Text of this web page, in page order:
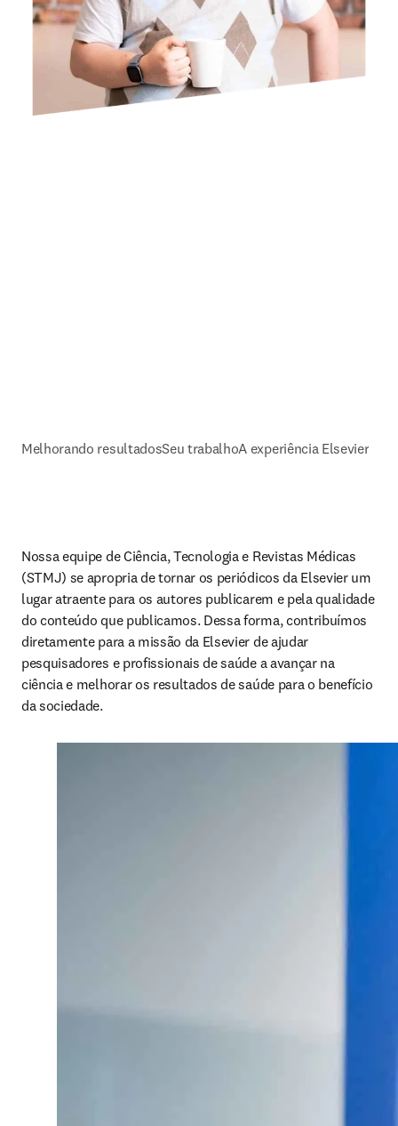
Melhorando resultadosSeu trabalhoA experiência Elsevier
Nossa equipe de Ciência, Tecnologia e Revistas Médicas
(STMJ) se apropria de tornar os periódicos da Elsevier um
lugar atraente para os autores publicarem e pela qualidade
do conteúdo que publicamos. Dessa forma, contribuímos
diretamente para a missão da Elsevier de ajudar
pesquisadores e profissionais de saúde a avançar na
ciência e melhorar os resultados de saúde para o benefício
da sociedade.